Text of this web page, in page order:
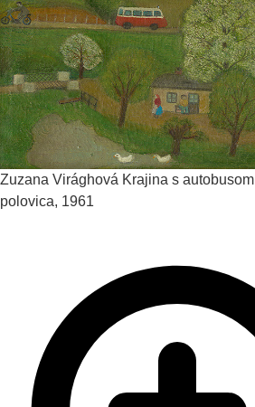
Zuzana Virághová Krajina s autobusom
polovica, 1961